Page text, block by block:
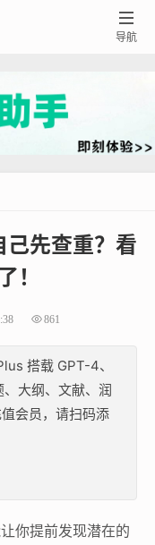

导航
先查重？看
！
861
搭载 GPT-4、
大纲、文献、润
会员，请扫码添
你提前发现潜在的